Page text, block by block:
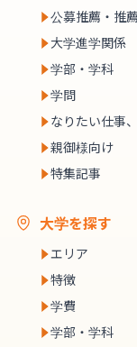
公募推薦・推
大学進学関係
学部・学科
学問
なりたい仕事
親御様向け
特集記事
大学を探す
エリア
特徴
学費
学部・学科